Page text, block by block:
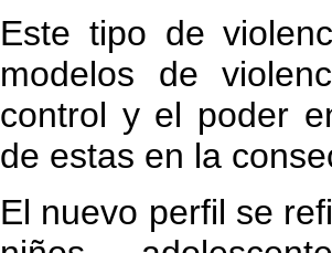
Este tipo de
modelos de
control y el poder
de estas en la
El nuevo perfil se